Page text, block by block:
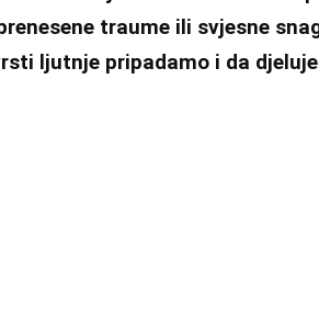
traume ili svjesne
ljutnje pripadamo i da